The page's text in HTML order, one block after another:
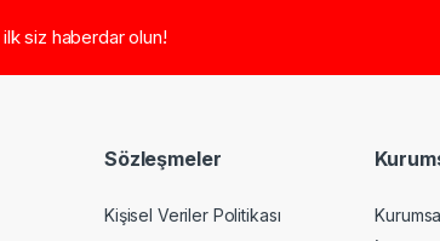
ilk siz haberdar olun!
Sözleşmeler
Kişisel Veriler Politikası